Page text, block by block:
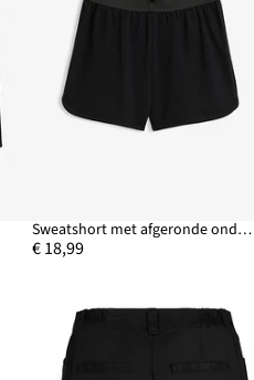
Sweatshort met afgeronde onderrand
€ 18,99